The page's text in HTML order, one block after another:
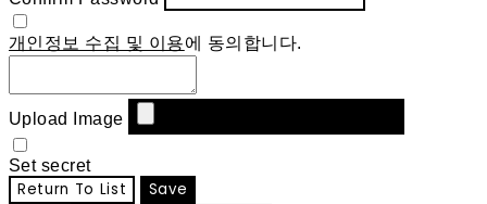
개인정보 수집 및 이용에 동의합니다.
Upload Image
Set secret
Return To List Save